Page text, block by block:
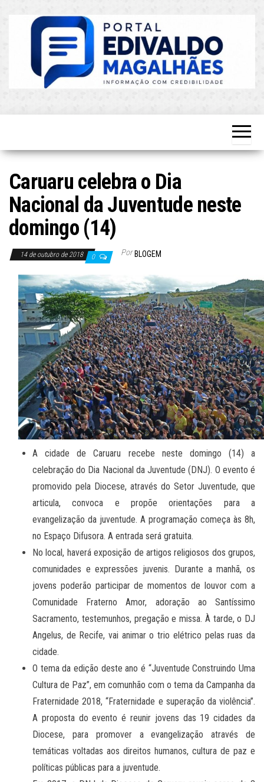
Atualizado!
Caruaru celebra o Dia
Nacional da Juventude neste
domingo (14)
14 de outubro de 2018 0 Por BLOGEM
A cidade de Caruaru recebe neste domingo (14) a
celebração do Dia Nacional da Juventude (DNJ). O evento é
promovido pela Diocese, através do Setor Juventude, que
articula, convoca e propõe orientações para a
evangelização da juventude. A programação começa às 8h,
no Espaço Difusora. A entrada será gratuita.
No local, haverá exposição de artigos religiosos dos grupos,
comunidades e expressões juvenis. Durante a manhã, os
jovens poderão participar de momentos de louvor com a
Comunidade Fraterno Amor, adoração ao Santíssimo
Sacramento, testemunhos, pregação e missa. À tarde, o DJ
Angelus, de Recife, vai animar o trio elétrico pelas ruas da
cidade.
O tema da edição deste ano é “Juventude Construindo Uma
Cultura de Paz”, em comunhão com o tema da Campanha da
Fraternidade 2018, “Fraternidade e superação da violência”.
A proposta do evento é reunir jovens das 19 cidades da
Diocese, para promover a evangelização através de
temáticas voltadas aos direitos humanos, cultura de paz e
políticas públicas para a juventude.